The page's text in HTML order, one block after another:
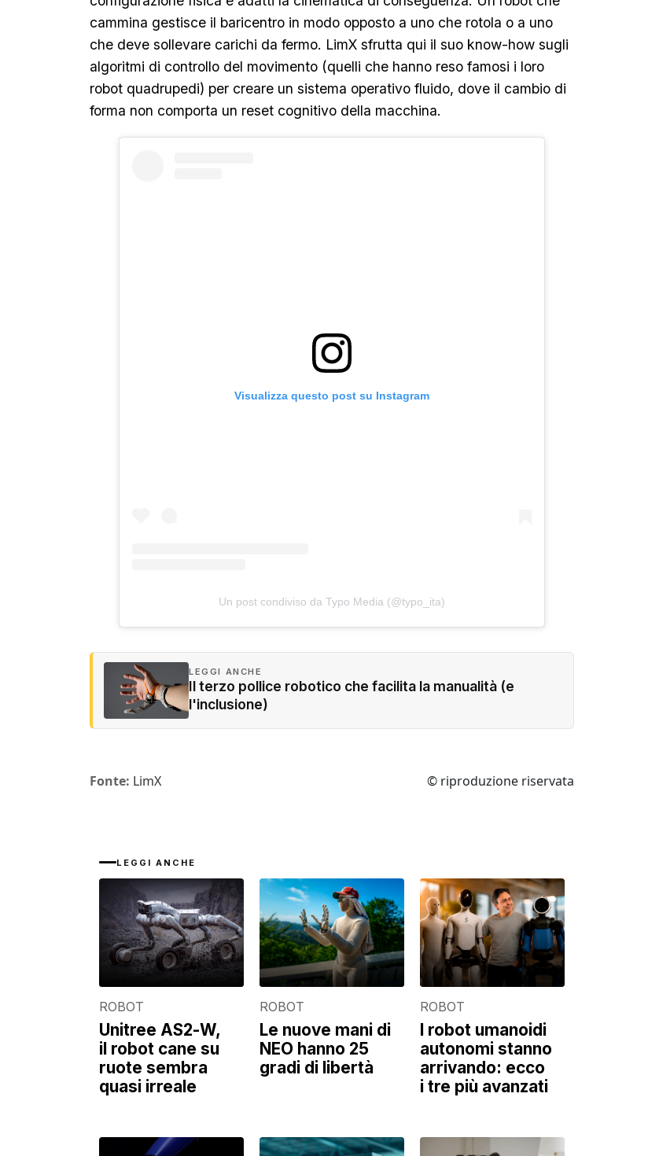
cammina gestisce il baricentro in modo opposto a uno che rotola o a uno
che deve sollevare carichi da fermo. LimX sfrutta qui il suo know-how sugli
algoritmi di controllo del movimento (quelli che hanno reso famosi i loro
robot quadrupedi) per creare un sistema operativo fluido, dove il cambio di
forma non comporta un reset cognitivo della macchina.
Visualizza questo post su Instagram
Un post condiviso da Typo Media (@typo_ita)
LEGGI ANCHE
Il terzo pollice robotico che facilita la manualità (e
l'inclusione)
Fonte: LimX © riproduzione riservata
LEGGI ANCHE
ROBOT
Unitree AS2-W,
il robot cane su
ruote sembra
quasi irreale
ROBOT
Le nuove mani di
NEO hanno 25
gradi di libertà
ROBOT
I robot umanoidi
autonomi stanno
arrivando: ecco
i tre più avanzati